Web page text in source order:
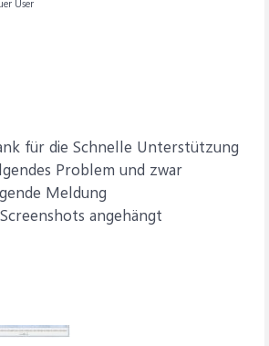
User
für die Schnelle Unterstützung
Problem und zwar
Meldung
angehängt